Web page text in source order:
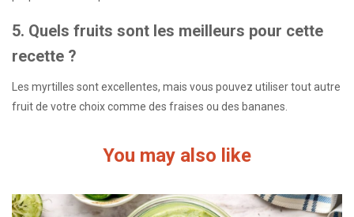
5. Quels fruits sont les meilleurs pour cette
recette ?
Les myrtilles sont excellentes, mais vous pouvez utiliser tout autre
fruit de votre choix comme des fraises ou des bananes.
You may also like